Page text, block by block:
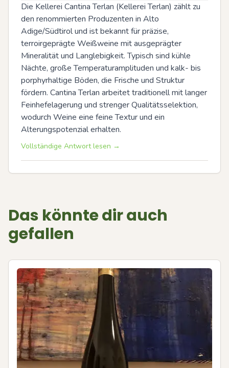
Die Kellerei Cantina Terlan (Kellerei Terlan) zählt zu
den renommierten Produzenten in Alto
Adige/Südtirol und ist bekannt für präzise,
terroirgeprägte Weißweine mit ausgeprägter
Mineralität und Langlebigkeit. Typisch sind kühle
Nächte, große Temperaturamplituden und kalk- bis
porphyrhaltige Böden, die Frische und Struktur
fördern. Cantina Terlan arbeitet traditionell mit langer
Feinhefelagerung und strenger Qualitätsselektion,
wodurch Weine eine feine Textur und ein
Alterungspotenzial erhalten.
Vollständige Antwort lesen →
Das könnte dir auch
gefallen